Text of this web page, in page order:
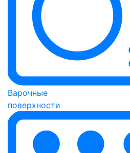
Варочные
поверхности